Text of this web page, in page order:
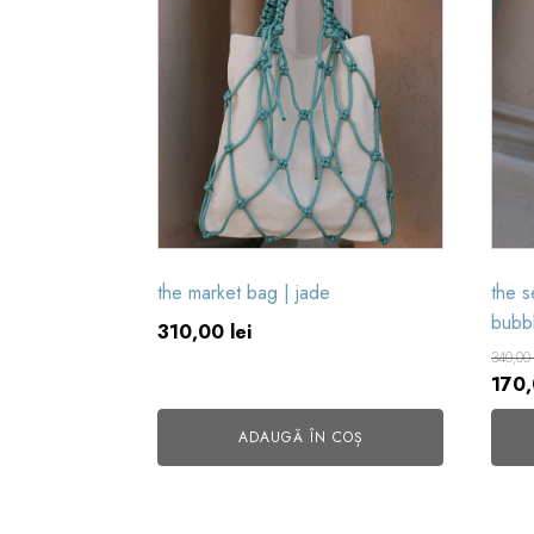
the market bag | jade
310,00 lei
ADAUGĂ ÎN COȘ
the
340,00
fost: